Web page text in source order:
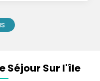
Séjour Sur l'île